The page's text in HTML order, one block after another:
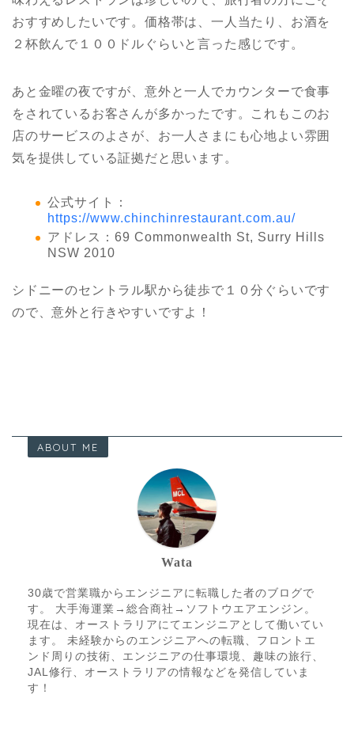
おすすめしたいです。価格帯は、一人当たり、お酒を
２杯飲んで１００ドルぐらいと言った感じです。
あと金曜の夜ですが、意外と一人でカウンターで食事
をされているお客さんが多かったです。これもこのお
店のサービスのよさが、お一人さまにも心地よい雰囲
気を提供している証拠だと思います。
公式サイト：
https://www.chinchinrestaurant.com.au/
アドレス：69 Commonwealth St, Surry Hills
NSW 2010
シドニーのセントラル駅から徒歩で１０分ぐらいです
ので、意外と行きやすいですよ！
ABOUT ME
Wata
30歳で営業職からエンジニアに転職した者のブログで
す。 大手海運業→総合商社→ソフトウエアエンジン。
現在は、オーストラリアにてエンジニアとして働いてい
ます。 未経験からのエンジニアへの転職、フロントエ
ンド周りの技術、エンジニアの仕事環境、趣味の旅行、
JAL修行、オーストラリアの情報などを発信していま
す！